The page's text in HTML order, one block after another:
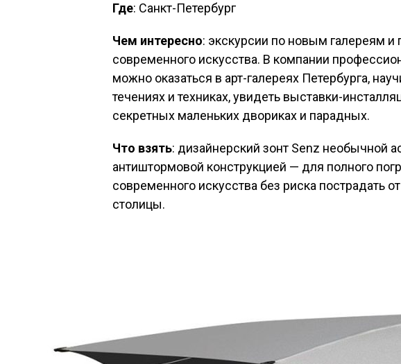
Где: Санкт-Петербург
Чем интересно: экскурсии по новым галереям
современного искусства. В компании
можно оказаться в арт-галереях Петербурга,
течениях и техниках, увидеть выставки-
секретных маленьких двориках и парадных.
Что взять: дизайнерский зонт Senz необычной
антиштормовой конструкцией — для полного
современного искусства без риска пострадать
столицы.